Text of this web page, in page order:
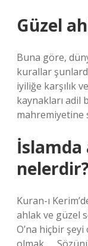
Güzel
Buna göre,
kurallar
iyiliğe karşılık
kaynakları adil
mahremiyetine
İslamda
Kuran-ı
ahlak ve güzel
O’na hiçbir